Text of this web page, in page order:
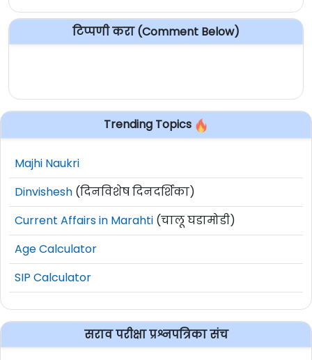
टिप्पणी करा (Comment Below)
Trending Topics
Majhi Naukri
Dinvishesh (दिनविशेष दिनदर्शिका)
Current Affairs in Marahti (चालू घडामोडी)
Age Calculator
SIP Calculator
सराव परीक्षा प्रश्नपत्रिका संच